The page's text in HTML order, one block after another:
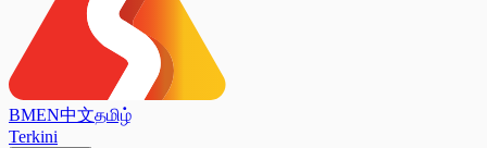
BMEN中文தமிழ்
Terkini